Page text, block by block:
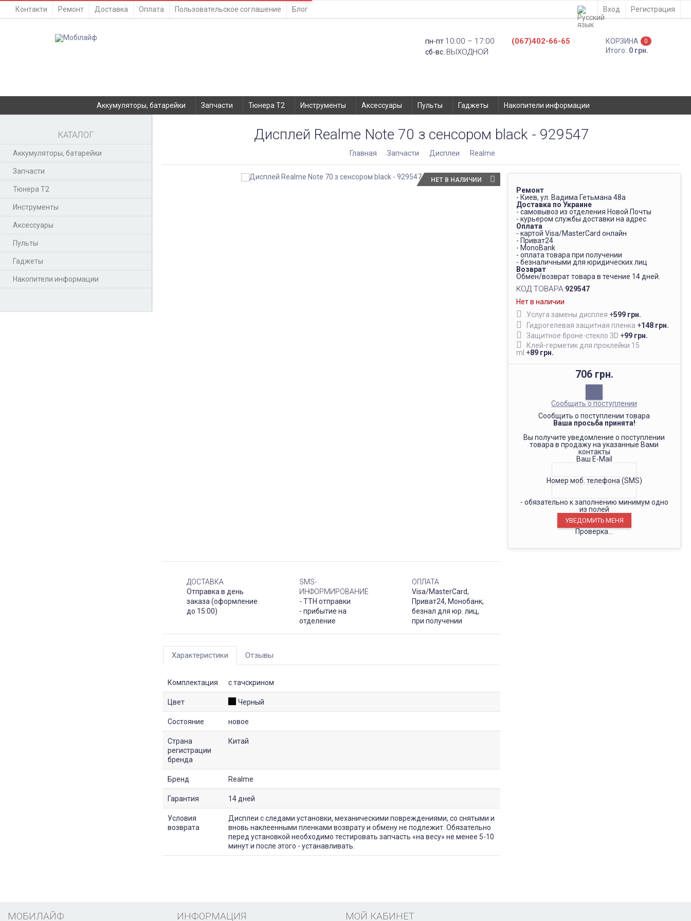
Контакти Ремонт Доставка Оплата Пользовательское соглашение Блог Вход Регистрация
пн-пт 10:00 – 17:00
сб-вс. ВЫХОДНОЙ
(067)402-66-65 КОРЗИНА 0
Итого: 0 грн.
Аккумуляторы, батарейки Запчасти Тюнера T2 Инструменты Аксессуары Пульты Гаджеты Накопители информации
КАТАЛОГ
Аккумуляторы, батарейки
Запчасти
Тюнера T2
Инструменты
Аксессуары
Пульты
Гаджеты
Накопители информации
Дисплей Realme Note 70 з сенсором black - 929547
Главная Запчасти Дисплеи Realme
НЕТ В НАЛИЧИИ
Ремонт
- Киев, ул. Вадима Гетьмана 48а
Доставка по Украине
- самовывоз из отделения Новой Почты
- курьером службы доставки на адрес
Оплата
- картой Visa/MasterCard онлайн
- Приват24
- MonoBank
- оплата товара при получении
- безналичными для юридических лиц
Возврат
Обмен/возврат товара в течение 14 дней.
КОД ТОВАРА:929547
Нет в наличии
Услуга замены дисплея +599 грн.
Гидрогелевая защитная пленка +148 грн.
Защитное броне-стекло 3D +99 грн.
Клей-герметик для проклейки 15
ml +89 грн.
706 грн.
Сообщить о поступлении
Сообщить о поступлении товара
Ваша просьба принята!
Вы получите уведомление о поступлении
товара в продажу на указанные Вами
контакты
Ваш E-Mail
Номер моб. телефона (SMS)
- обязательно к заполнению минимум одно
из полей
Проверка...
ДОСТАВКА
Отправка в день
заказа (оформление
до 15:00)
SMS-
ИНФОРМИРОВАНИЕ
- ТТН отправки
- прибытие на
отделение
ОПЛАТА
Visa/MasterCard,
Приват24, Монобанк,
безнал для юр. лиц,
при получении
Характеристики Отзывы
Комплектация с тачскрином
Цвет Черный
Состояние новое
Страна
регистрации
бренда
Китай
Бренд Realme
Гарантия 14 дней
Условия
возврата
Дисплеи с следами установки, механическими повреждениями, со снятыми и
вновь наклеенными пленками возврату и обмену не подлежит. Обязательно
перед установкой необходимо тестировать запчасть «на весу» не менее 5-10
минут и после этого - устанавливать.
МОБИЛАЙФ ИНФОРМАЦИЯ МОЙ КАБИНЕТ